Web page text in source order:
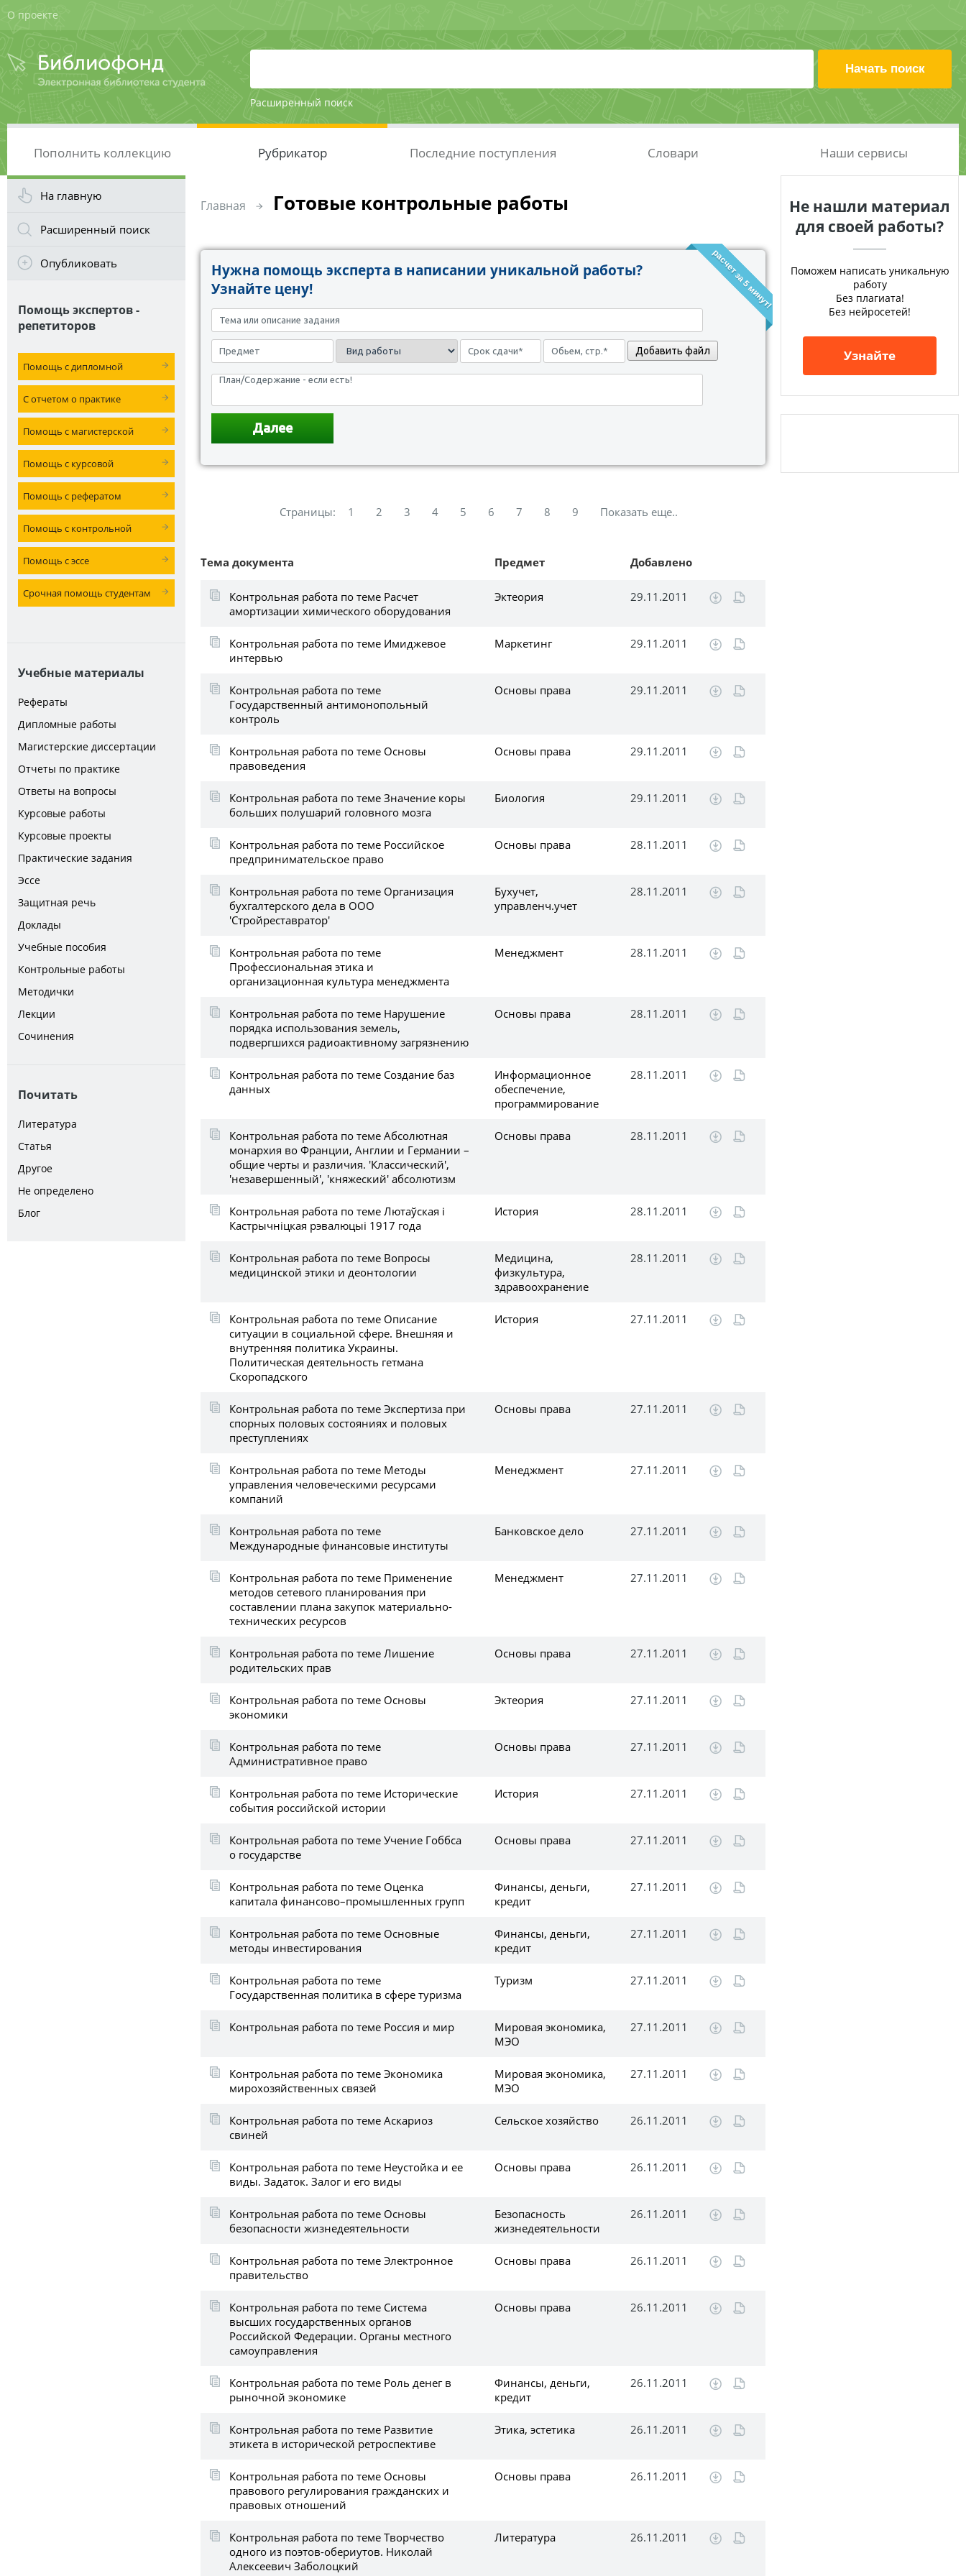
О проекте
Расширенный поиск
Пополнить коллекцию Рубрикатор Последние поступления Словари Наши сервисы
На главную
Расширенный поиск
Опубликовать
Помощь экспертов -
репетиторов
Помощь с дипломной
С отчетом о практике
Помощь с магистерской
Помощь с курсовой
Помощь с рефератом
Помощь с контрольной
Помощь с эссе
Срочная помощь студентам
Учебные материалы
Рефераты
Дипломные работы
Магистерские диссертации
Отчеты по практике
Ответы на вопросы
Курсовые работы
Курсовые проекты
Практические задания
Эссе
Защитная речь
Доклады
Учебные пособия
Контрольные работы
Методички
Лекции
Сочинения
Почитать
Литература
Статья
Другое
Не определено
Блог
Главная Готовые контрольные работы
расчет за 5 минут!
Нужна помощь эксперта в написании уникальной работы?
Узнайте цену!
Добавить файл
Страницы: 1 2 3 4 5 6 7 8 9 Показать еще..
Тема документа Предмет Добавлено
Контрольная работа по теме Расчет
амортизации химического оборудования
Эктеория 29.11.2011
Контрольная работа по теме Имиджевое
интервью
Маркетинг 29.11.2011
Контрольная работа по теме
Государственный антимонопольный
контроль
Основы права 29.11.2011
Контрольная работа по теме Основы
правоведения
Основы права 29.11.2011
Контрольная работа по теме Значение коры
больших полушарий головного мозга
Биология 29.11.2011
Контрольная работа по теме Российское
предпринимательское право
Основы права 28.11.2011
Контрольная работа по теме Организация
бухгалтерского дела в ООО
'Стройреставратор'
Бухучет,
управленч.учет
28.11.2011
Контрольная работа по теме
Профессиональная этика и
организационная культура менеджмента
Менеджмент 28.11.2011
Контрольная работа по теме Нарушение
порядка использования земель,
подвергшихся радиоактивному загрязнению
Основы права 28.11.2011
Контрольная работа по теме Создание баз
данных
Информационное
обеспечение,
программирование
28.11.2011
Контрольная работа по теме Абсолютная
монархия во Франции, Англии и Германии –
общие черты и различия. 'Классический',
'незавершенный', 'княжеский' абсолютизм
Основы права 28.11.2011
Контрольная работа по теме Лютаўская і
Кастрычніцкая рэвалюцыі 1917 года
История 28.11.2011
Контрольная работа по теме Вопросы
медицинской этики и деонтологии
Медицина,
физкультура,
здравоохранение
28.11.2011
Контрольная работа по теме Описание
ситуации в социальной сфере. Внешняя и
внутренняя политика Украины.
Политическая деятельность гетмана
Скоропадского
История 27.11.2011
Контрольная работа по теме Экспертиза при
спорных половых состояниях и половых
преступлениях
Основы права 27.11.2011
Контрольная работа по теме Методы
управления человеческими ресурсами
компаний
Менеджмент 27.11.2011
Контрольная работа по теме
Международные финансовые институты
Банковское дело 27.11.2011
Контрольная работа по теме Применение
методов сетевого планирования при
составлении плана закупок материально-
технических ресурсов
Менеджмент 27.11.2011
Контрольная работа по теме Лишение
родительских прав
Основы права 27.11.2011
Контрольная работа по теме Основы
экономики
Эктеория 27.11.2011
Контрольная работа по теме
Административное право
Основы права 27.11.2011
Контрольная работа по теме Исторические
события российской истории
История 27.11.2011
Контрольная работа по теме Учение Гоббса
о государстве
Основы права 27.11.2011
Контрольная работа по теме Оценка
капитала финансово–промышленных групп
Финансы, деньги,
кредит
27.11.2011
Контрольная работа по теме Основные
методы инвестирования
Финансы, деньги,
кредит
27.11.2011
Контрольная работа по теме
Государственная политика в сфере туризма
Туризм 27.11.2011
Контрольная работа по теме Россия и мир
Мировая экономика,
МЭО
27.11.2011
Контрольная работа по теме Экономика
мирохозяйственных связей
Мировая экономика,
МЭО
27.11.2011
Контрольная работа по теме Аскариоз
свиней
Сельское хозяйство 26.11.2011
Контрольная работа по теме Неустойка и ее
виды. Задаток. Залог и его виды
Основы права 26.11.2011
Контрольная работа по теме Основы
безопасности жизнедеятельности
Безопасность
жизнедеятельности
26.11.2011
Контрольная работа по теме Электронное
правительство
Основы права 26.11.2011
Контрольная работа по теме Система
высших государственных органов
Российской Федерации. Органы местного
самоуправления
Основы права 26.11.2011
Контрольная работа по теме Роль денег в
рыночной экономике
Финансы, деньги,
кредит
26.11.2011
Контрольная работа по теме Развитие
этикета в исторической ретроспективе
Этика, эстетика 26.11.2011
Контрольная работа по теме Основы
правового регулирования гражданских и
правовых отношений
Основы права 26.11.2011
Контрольная работа по теме Творчество
одного из поэтов-обериутов. Николай
Алексеевич Заболоцкий
Литература 26.11.2011
Не нашли материал
для своей работы?
Поможем написать уникальную
работу
Без плагиата!
Без нейросетей!
Узнайте